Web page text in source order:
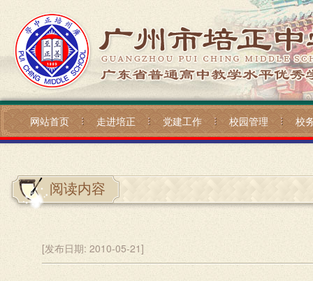
网站首页 走进培正 党建工作 校园管理 校
阅读内容
[发布日期: 2010-05-21]